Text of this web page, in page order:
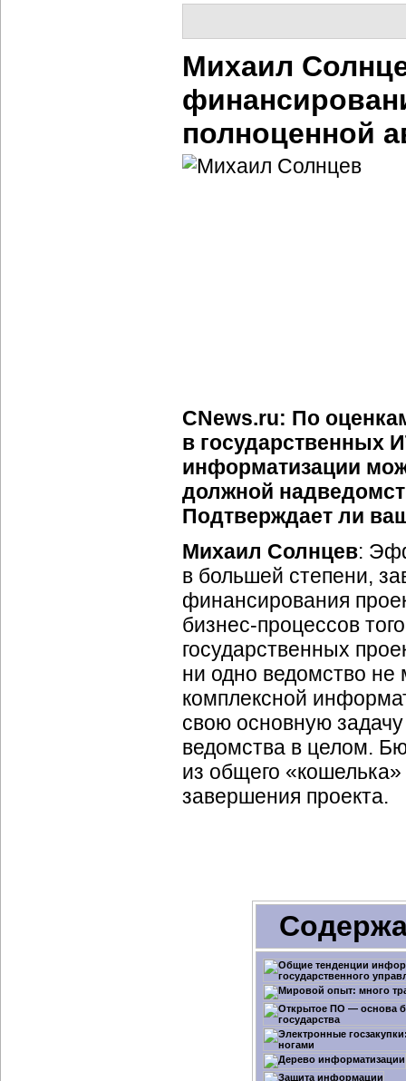
Михаил
полноценной
CNews.ru: По
в государственных
информатизации
должной
Подтверждает ли
Михаил Солнцев:
в большей степени,
финансирования
бизнес-процессов
государственных
ни одно ведомство не
комплексной
свою основную
ведомства в целом.
из общего «кошелька»
завершения проекта.